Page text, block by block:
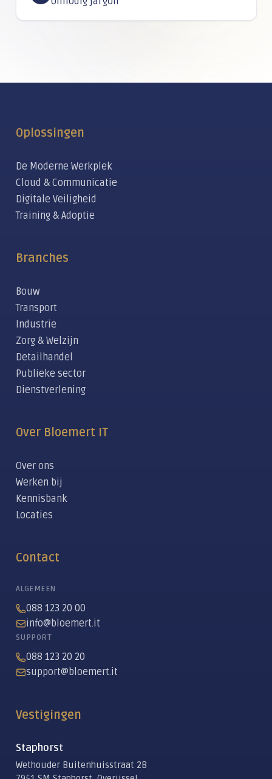
Oplossingen
De Moderne Werkplek
Cloud & Communicatie
Digitale Veiligheid
Training & Adoptie
Branches
Bouw
Transport
Industrie
Zorg & Welzijn
Detailhandel
Publieke sector
Dienstverlening
Over Bloemert IT
Over ons
Werken bij
Kennisbank
Locaties
Contact
ALGEMEEN
088 123 20 00
info@bloemert.it
SUPPORT
088 123 20 20
support@bloemert.it
Vestigingen
Staphorst
Wethouder Buitenhuisstraat 2B